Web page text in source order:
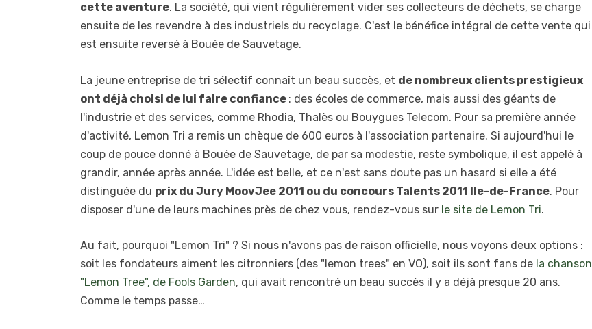
cette aventure. La société, qui vient régulièrement vider ses collecteurs de déchets, se charge
ensuite de les revendre à des industriels du recyclage. C'est le bénéfice intégral de cette vente qui
est ensuite reversé à Bouée de Sauvetage.
La jeune entreprise de tri sélectif connaît un beau succès, et de nombreux clients prestigieux
ont déjà choisi de lui faire confiance : des écoles de commerce, mais aussi des géants de
l'industrie et des services, comme Rhodia, Thalès ou Bouygues Telecom. Pour sa première année
d'activité, Lemon Tri a remis un chèque de 600 euros à l'association partenaire. Si aujourd'hui le
coup de pouce donné à Bouée de Sauvetage, de par sa modestie, reste symbolique, il est appelé à
grandir, année après année. L'idée est belle, et ce n'est sans doute pas un hasard si elle a été
distinguée du prix du Jury MoovJee 2011 ou du concours Talents 2011 Ile-de-France. Pour
disposer d'une de leurs machines près de chez vous, rendez-vous sur le site de Lemon Tri.
Au fait, pourquoi "Lemon Tri" ? Si nous n'avons pas de raison officielle, nous voyons deux options :
soit les fondateurs aiment les citronniers (des "lemon trees" en VO), soit ils sont fans de la chanson
"Lemon Tree", de Fools Garden, qui avait rencontré un beau succès il y a déjà presque 20 ans.
Comme le temps passe…